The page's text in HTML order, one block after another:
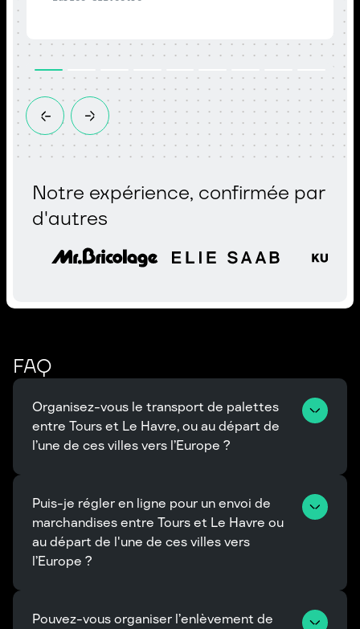
Notre expérience, confirmée par
d'autres
FAQ
Organisez-vous le transport de palettes
entre Tours et Le Havre, ou au départ de
l’une de ces villes vers l’Europe ?
Puis-je régler en ligne pour un envoi de
marchandises entre Tours et Le Havre ou
au départ de l'une de ces villes vers
l’Europe ?
Pouvez-vous organiser l’enlèvement de